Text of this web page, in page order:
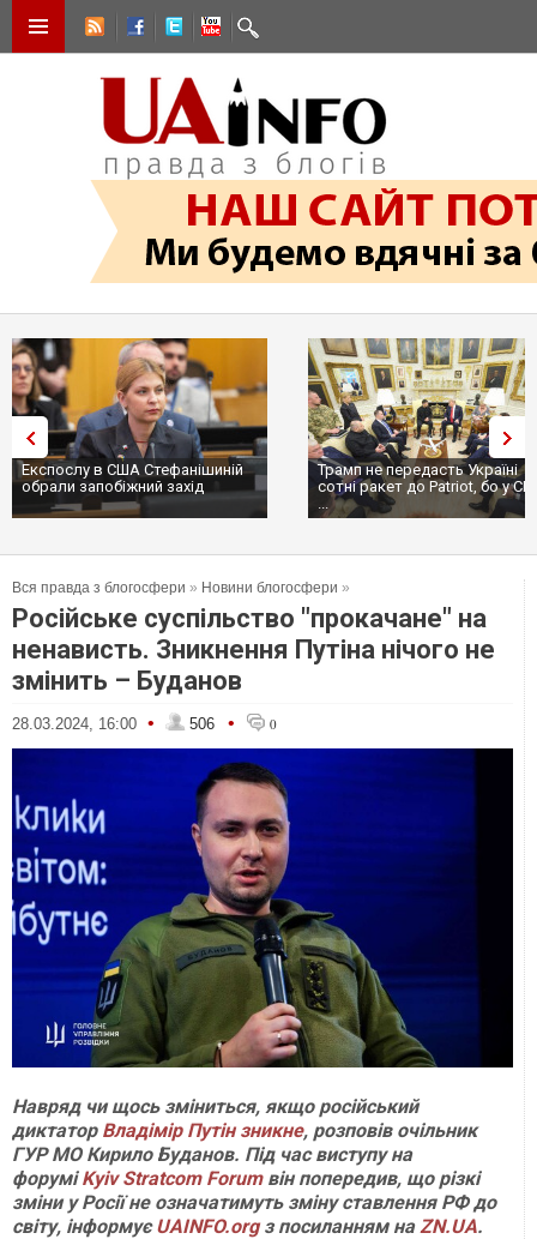
Експослу в США Стефанішиній
обрали запобіжний захід
Трамп не передасть Україні
сотні ракет до Patriot, бо у
...
Вся правда з блогосфери » Новини блогосфери »
Російське суспільство "прокачане" на
ненависть. Зникнення Путіна нічого не
змінить – Буданов
28.03.2024, 16:00 • 506 • 0
Навряд чи щось зміниться, якщо російський
диктатор Владімір Путін зникне, розповів очільник
ГУР МО Кирило Буданов. Під час виступу на
форуміKyiv Stratcom Forumвін попередив, що різкі
зміни у Росії не означатимуть зміну ставлення РФ до
світу, інформуєUAINFO.orgз посиланням на ZN.UA.